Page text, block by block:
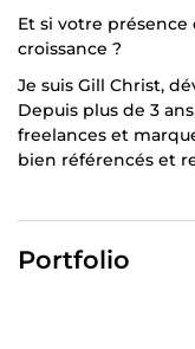
Et si votre
croissance ?
Je suis Gill Christ,
Depuis plus de 3
freelances et
bien référencés et
moyenne : 5/5 💬
Portfolio